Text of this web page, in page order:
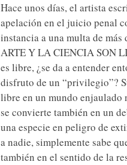
Hace unos días, el artista
apelación en el juicio penal
instancia a una multa de
ARTE Y LA CIENCIA SON
es libre, ¿se da a entender
disfruto de un “privilegio”?
libre en un mundo enjaulado
se convierte también en un
una especie en peligro de
a nadie, simplemente sabe
también en el sentido de la